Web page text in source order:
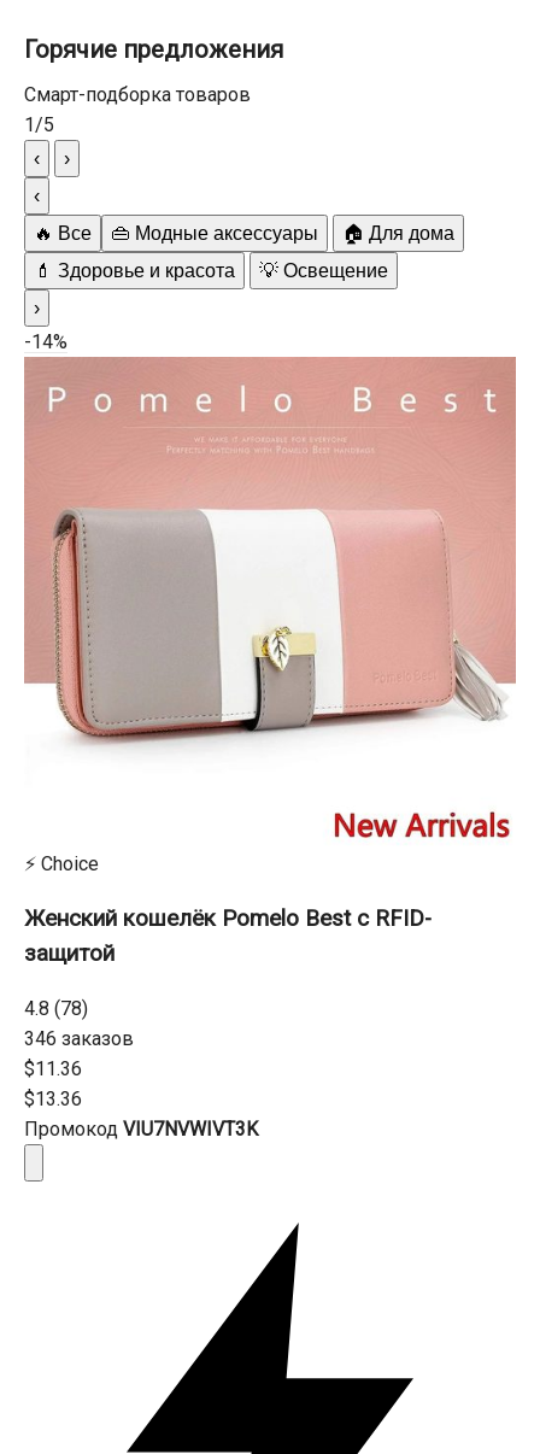
Горячие предложения
Смарт-подборка товаров
1/5
‹
›
‹
🔥 Все
👜 Модные аксессуары
🏠 Для дома
💄 Здоровье и красота
💡 Освещение
›
-14%
⚡ Choice
Женский кошелёк Pomelo Best с RFID-
защитой
4.8 (78)
346 заказов
$11.36
$13.36
Промокод VIU7NVWIVT3K